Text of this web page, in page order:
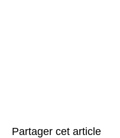
Partager cet article